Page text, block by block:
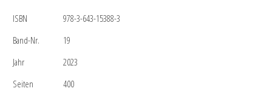
ISBN
978-3-643-15388-3
Band-Nr.
19
Jahr
2023
Seiten
400